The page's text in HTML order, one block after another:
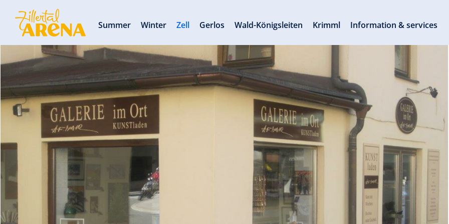
Summer Winter Zell Gerlos Wald-Königsleiten Krimml Information & services